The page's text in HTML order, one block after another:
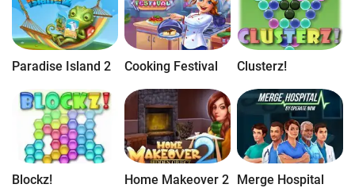
Spaß beim spielen bekommst. Das Spiel ist eigentlich ganz einfach
aber gleichzeitig genug hinreißend um Dir Freunde zu machen.
Paradise Island 2 Cooking Festival Clusterz!
Blockz! Home Makeover 2 Merge Hospital